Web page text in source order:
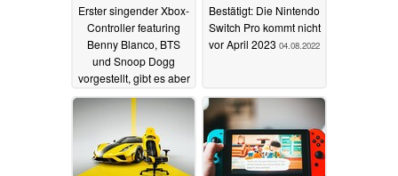
Erster singender Xbox-
Controller featuring
Benny Blanco, BTS
und Snoop Dogg
vorgestellt, gibt es aber
nicht zu kaufen
05.08.2022
Bestätigt: Die Nintendo
Switch Pro kommt nicht
vor April 2023 04.08.2022